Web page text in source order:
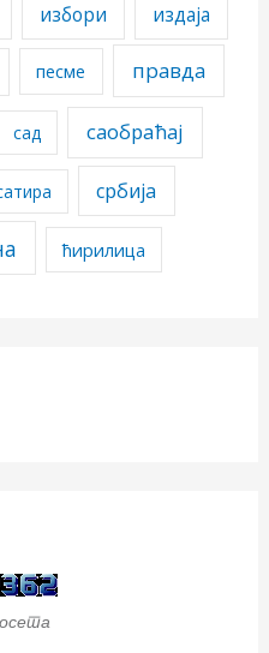
избори издаја
песме правда
сад саобраћај
србија
ћирилица